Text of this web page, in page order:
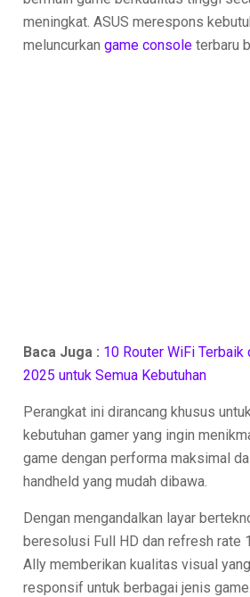
meningkat. ASUS merespons
meluncurkangame console terbaru
Baca Juga : 10 Router WiFi Terbaik
2025 untuk Semua Kebutuhan
Perangkat ini dirancang khusus
kebutuhan gamer yang ingin
game dengan performa maksimal
handheld yang mudah dibawa.
Dengan mengandalkan layar
beresolusi Full HD dan refresh rate
Ally memberikan kualitas visual
responsif untuk berbagai jenis